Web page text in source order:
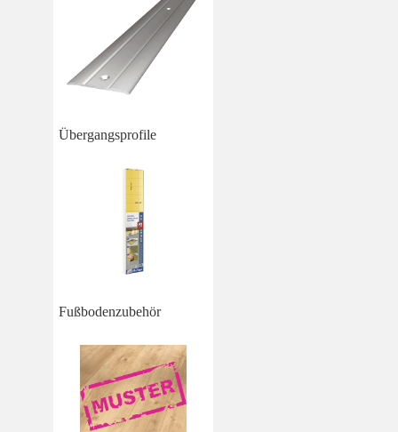
Übergangsprofile
Fußbodenzubehör